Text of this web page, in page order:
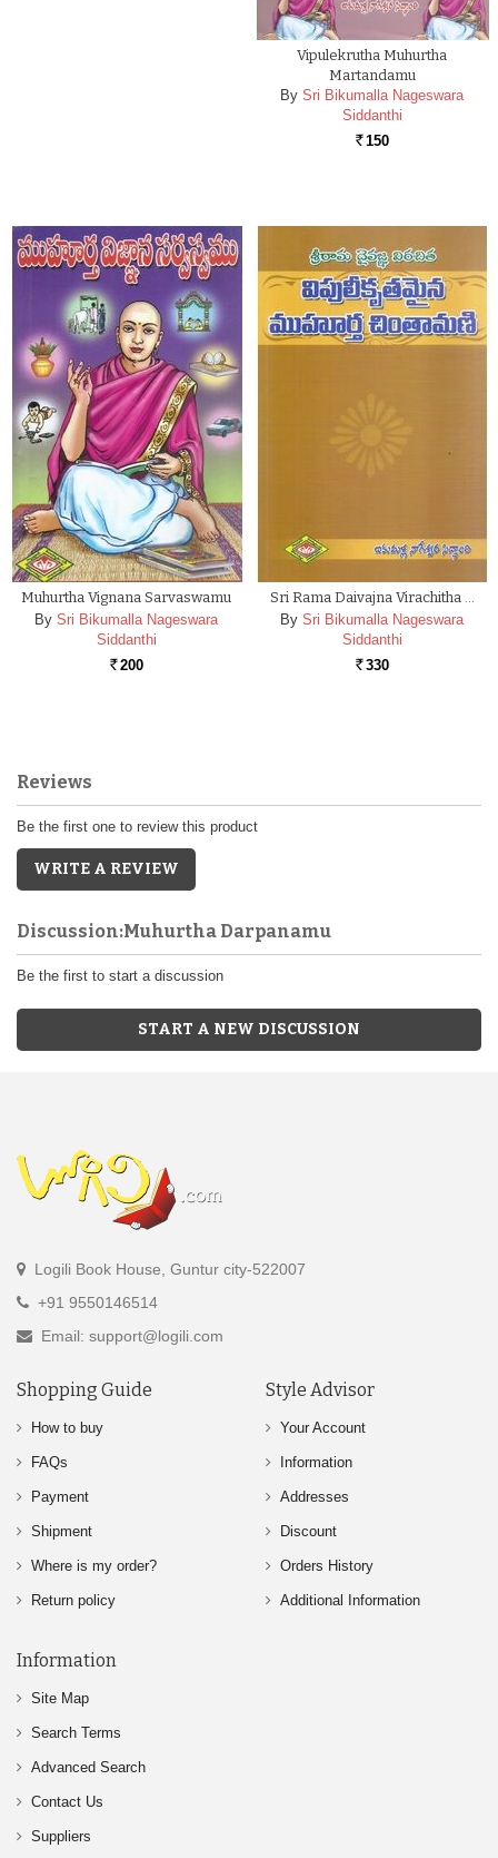
Vipulekrutha Muhurtha
Martandamu
By Sri Bikumalla Nageswara
Siddanthi
Rs. 150
Muhurtha Vignana Sarvaswamu
By Sri Bikumalla Nageswara
Siddanthi
Rs. 200
Sri Rama Daivajna Virachitha …
By Sri Bikumalla Nageswara
Siddanthi
Rs. 330
Reviews
Be the first one to review this product
WRITE A REVIEW
Discussion:Muhurtha Darpanamu
Be the first to start a discussion
START A NEW DISCUSSION
Logili Book House, Guntur city-522007
+91 9550146514
Email: support@logili.com
Shopping Guide
How to buy
FAQs
Payment
Shipment
Where is my order?
Return policy
Style Advisor
Your Account
Information
Addresses
Discount
Orders History
Additional Information
Information
Site Map
Search Terms
Advanced Search
Contact Us
Suppliers